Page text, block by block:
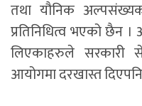
तथा यौनिक
प्रतिनिधित्व भएको छैन
लिएकाहरुले सरकारी
आयोगमा दरखास्त